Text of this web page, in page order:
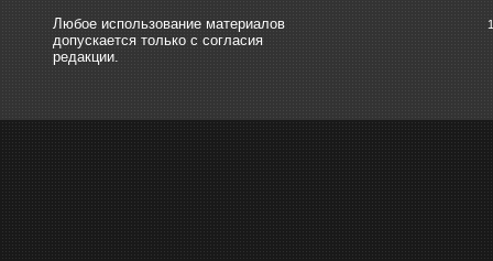
Любое использование материалов
допускается только с согласия
редакции.